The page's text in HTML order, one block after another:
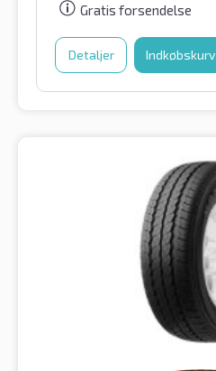
Gratis forsendelse
Detaljer Indkøbskurv